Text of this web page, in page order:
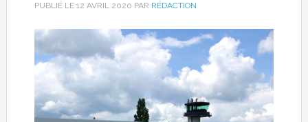
PUBLIÉ LE 12 AVRIL 2020 PAR RÉDACTION